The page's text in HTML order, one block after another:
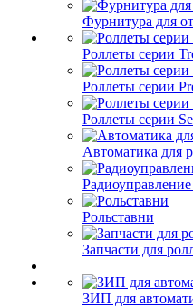
Фурнитура для
Роллеты серии
Роллеты серии
Роллеты серии
Автоматика для
Рольставни
Запчасти для
ЗИП для